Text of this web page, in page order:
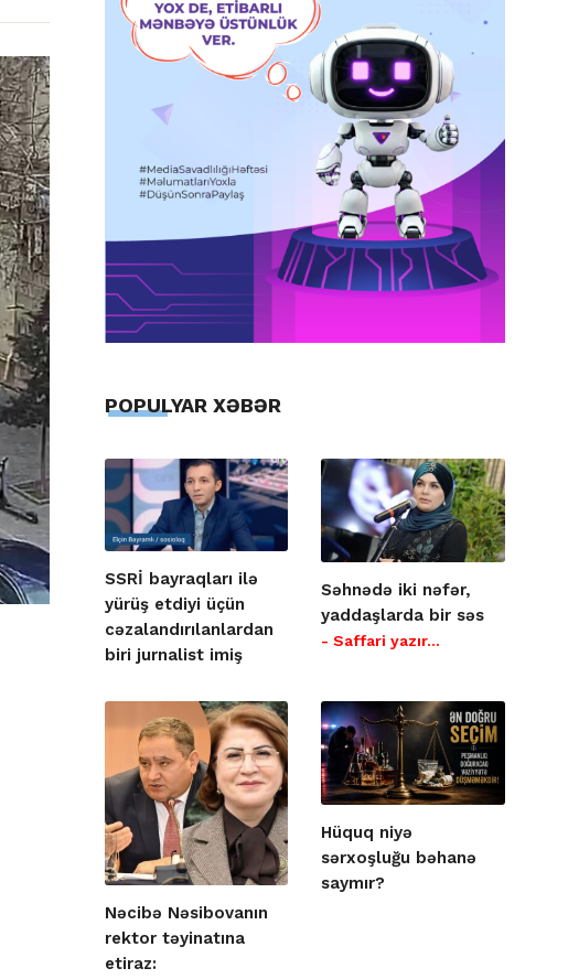
POPULYAR XƏBƏR
SSRİ bayraqları ilə
yürüş etdiyi üçün
cəzalandırılanlardan
biri jurnalist imiş
Səhnədə iki nəfər,
yaddaşlarda bir səs
- Saffari yazır…
Nəcibə Nəsibovanın
rektor təyinatına
etiraz:
Hüquq niyə
sərxoşluğu bəhanə
saymır?